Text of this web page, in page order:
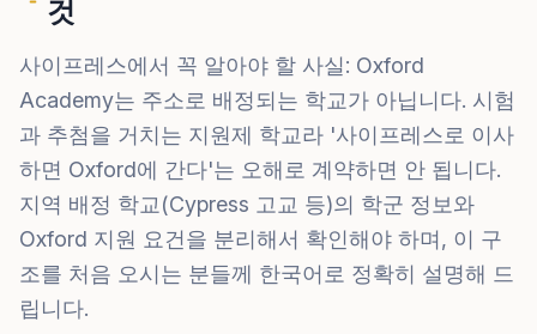
것
사이프레스에서 꼭 알아야 할 사실: Oxford
Academy는 주소로 배정되는 학교가 아닙니다. 시험
과 추첨을 거치는 지원제 학교라 '사이프레스로 이사
하면 Oxford에 간다'는 오해로 계약하면 안 됩니다.
지역 배정 학교(Cypress 고교 등)의 학군 정보와
Oxford 지원 요건을 분리해서 확인해야 하며, 이 구
조를 처음 오시는 분들께 한국어로 정확히 설명해 드
립니다.